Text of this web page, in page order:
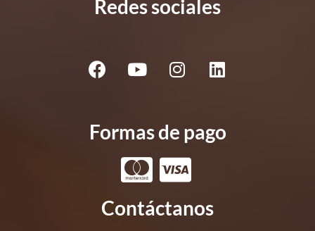
Redes sociales
Formas de pago
Contáctanos